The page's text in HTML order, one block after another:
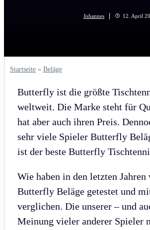
Johannes 12. April
Startseite » Beläge
Butterfly ist die größte
weltweit. Die Marke steht für
hat aber auch ihren Preis.
sehr viele Spieler Butterfly
ist der beste Butterfly
Wie haben in den letzten Jahren
Butterfly Beläge getestet und
verglichen. Die unserer – und
Meinung vieler anderer Spieler